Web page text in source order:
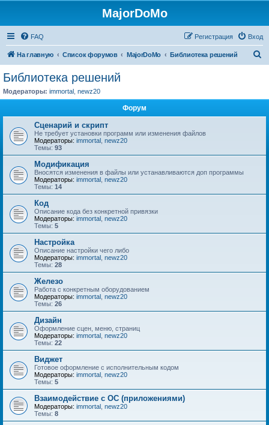
MajorDoMo
FAQ Вход
Регистрация
На главную Список форумов MajorDoMo Библиотека решений
Библиотека решений
Модераторы: immortal newz20
Форум
Сценарий и скрипт
Не требует установки программ или изменения файлов
Модераторы: immortal newz20
Темы: 93
Модификация
Вносятся изменения в файлы или устанавливаются доп программы
Модераторы: immortal newz20
Темы: 14
Код
Описание кода без конкретной привязки
Модераторы: immortal newz20
Темы: 5
Настройка
Описание настройки чего либо
Модераторы: immortal newz20
Темы: 28
Железо
Работа с конкретным оборудованием
Модераторы: immortal newz20
Темы: 26
Дизайн
Оформление сцен, меню, страниц
Модераторы: immortal newz20
Темы: 22
Виджет
Готовое оформление с исполнительным кодом
Модераторы: immortal newz20
Темы: 5
Взаимодействие с ОС (приложениями)
Модераторы: immortal newz20
Темы: 8